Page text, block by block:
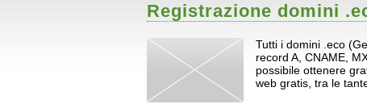
Registrazione domini .
Tutti i domini .eco
record A, CNAME,
possibile ottenere
web gratis, tra le